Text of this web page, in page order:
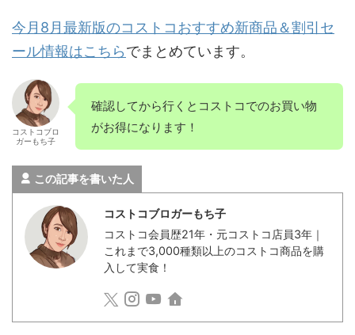
今月8月最新版のコストコおすすめ新商品＆割引セ
ール情報はこちらでまとめています。
コストコブロ
ガーもち子
確認してから行くとコストコでのお買い物
がお得になります！
この記事を書いた人
コストコブロガーもち子
コストコ会員歴21年・元コストコ店員3年｜
これまで3,000種類以上のコストコ商品を購
入して実食！